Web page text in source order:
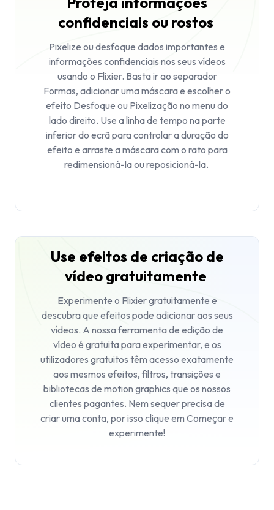
confidenciais ou rostos
Pixelize ou desfoque dados importantes e
informações confidenciais nos seus vídeos
usando o Flixier. Basta ir ao separador
Formas, adicionar uma máscara e escolher o
efeito Desfoque ou Pixelização no menu do
lado direito. Use a linha de tempo na parte
inferior do ecrã para controlar a duração do
efeito e arraste a máscara com o rato para
redimensioná-la ou reposicioná-la.
Use efeitos de criação de
vídeo gratuitamente
Experimente o Flixier gratuitamente e
descubra que efeitos pode adicionar aos seus
vídeos. A nossa ferramenta de edição de
vídeo é gratuita para experimentar, e os
utilizadores gratuitos têm acesso exatamente
aos mesmos efeitos, filtros, transições e
bibliotecas de motion graphics que os nossos
clientes pagantes. Nem sequer precisa de
criar uma conta, por isso clique em Começare
experimente!